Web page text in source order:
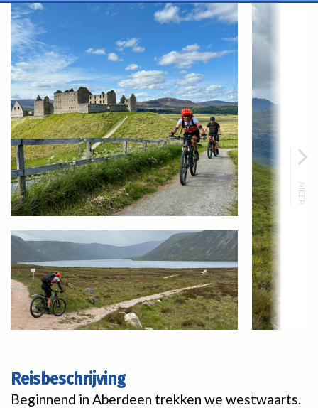
MEER
Reisbeschrijving
Beginnend in Aberdeen trekken we westwaarts.